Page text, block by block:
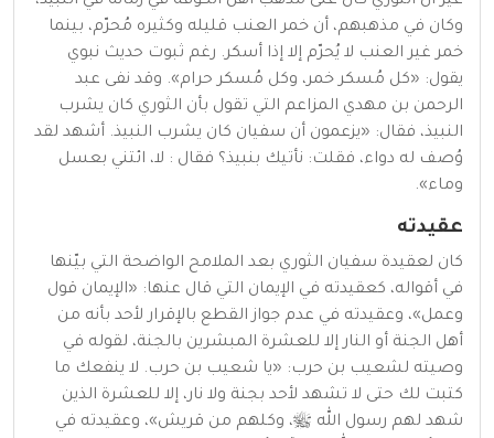
وكان في مذهبهم، أن خمر العنب قليله وكثيره مُحرّم، بينما
خمر غير العنب لا يُحرّم إلا إذا أسكر. رغم ثبوت حديث نبوي
يقول: «كل مُسكر خمر، وكل مُسكر حرام». وقد نفى عبد
الرحمن بن مهدي المزاعم التي تقول بأن الثوري كان يشرب
النبيذ، فقال: «يزعمون أن سفيان كان يشرب النبيذ. أشهد لقد
وُصف له دواء، فقلت: نأتيك بنبيذ؟ فقال : لا، ائتني بعسل
وماء».
عقيدته
كان لعقيدة سفيان الثوري بعد الملامح الواضحة التي بيّنها
في أقواله، كعقيدته في الإيمان التي قال عنها: «الإيمان قول
وعمل»، وعقيدته في عدم جواز القطع بالإقرار لأحد بأنه من
أهل الجنة أو النار إلا للعشرة المبشرين بالجنة، لقوله في
وصيته لشعيب بن حرب: «يا شعيب بن حرب. لا ينفعك ما
كتبت لك حتى لا تشهد لأحد بجنة ولا نار، إلا للعشرة الذين
شهد لهم رسول الله ﷺ، وكلهم من قريش»، وعقيدته في